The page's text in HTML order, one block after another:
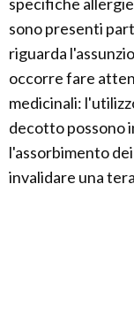
sono presenti
riguarda
occorre fare
medicinali:
decotto possono
l'assorbimento
invalidare una